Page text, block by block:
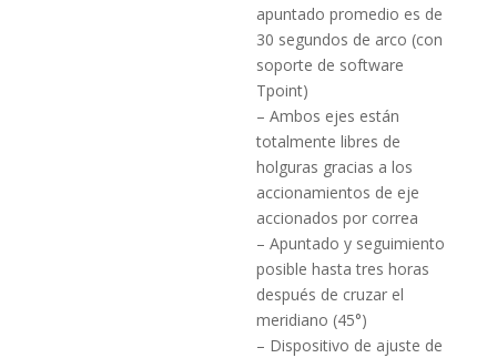
apuntado promedio es de
30 segundos de arco (con
soporte de software
Tpoint)
–Ambos ejes están
totalmente libres de
holguras gracias a los
accionamientos de eje
accionados por correa
– Apuntado y seguimiento
posible hasta tres horas
después de cruzar el
meridiano (45°)
– Dispositivo de ajuste de